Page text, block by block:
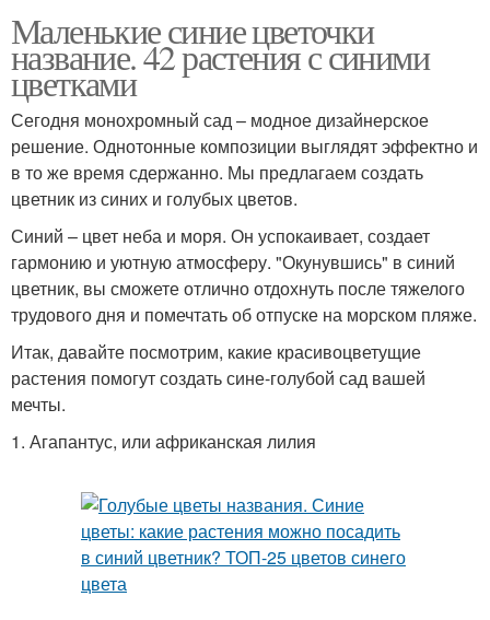
Маленькие синие цветочки
название. 42 растения с синими
цветками
Сегодня монохромный сад – модное дизайнерское
решение. Однотонные композиции выглядят эффектно и
в то же время сдержанно. Мы предлагаем создать
цветник из синих и голубых цветов.
Синий – цвет неба и моря. Он успокаивает, создает
гармонию и уютную атмосферу. "Окунувшись" в синий
цветник, вы сможете отлично отдохнуть после тяжелого
трудового дня и помечтать об отпуске на морском пляже.
Итак, давайте посмотрим, какие красивоцветущие
растения помогут создать сине-голубой сад вашей
мечты.
1. Агапантус, или африканская лилия